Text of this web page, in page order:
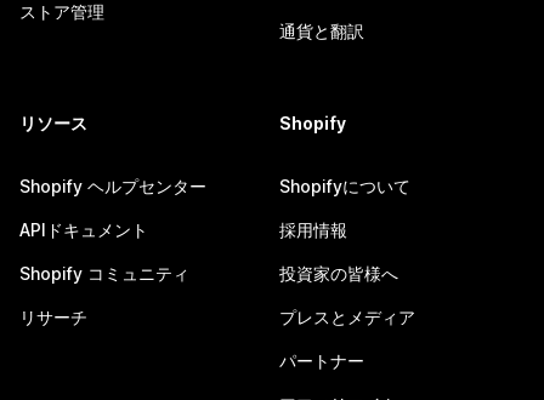
ストア管理
通貨と翻訳
リソース
Shopify ヘルプセンター
APIドキュメント
Shopify コミュニティ
リサーチ
Shopify
Shopifyについて
採用情報
投資家の皆様へ
プレスとメディア
パートナー